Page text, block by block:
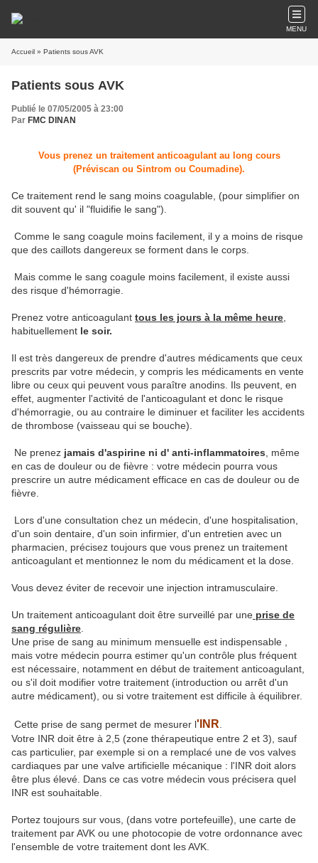
MENU
Accueil » Patients sous AVK
Patients sous AVK
Publié le 07/05/2005 à 23:00
Par FMC DINAN
Vous prenez un traitement anticoagulant au long cours
(Préviscan ou Sintrom ou Coumadine).
Ce traitement rend le sang moins coagulable, (pour simplifier on
dit souvent qu' il "fluidifie le sang").
Comme le sang coagule moins facilement, il y a moins de risque
que des caillots dangereux se forment dans le corps.
Mais comme le sang coagule moins facilement, il existe aussi
des risque d'hémorragie.
Prenez votre anticoagulant tous les jours à la même heure
habituellement le soir.
Il est très dangereux de prendre d'autres médicaments que ceux
prescrits par votre médecin, y compris les médicaments en vente
libre ou ceux qui peuvent vous paraître anodins. Ils peuvent, en
effet, augmenter l'activité de l'anticoagulant et donc le risque
d'hémorragie, ou au contraire le diminuer et faciliter les accidents
de thrombose (vaisseau qui se bouche).
Ne prenez jamais d'aspirine ni d' anti-inflammatoires , même
en cas de douleur ou de fièvre : votre médecin pourra vous
prescrire un autre médicament efficace en cas de douleur ou de
fièvre.
Lors d'une consultation chez un médecin, d'une hospitalisation,
d'un soin dentaire, d'un soin infirmier, d'un entretien avec un
pharmacien, précisez toujours que vous prenez un traitement
anticoagulant et mentionnez le nom du médicament et la dose.
Vous devez éviter de recevoir une injection intramusculaire.
Un traitement anticoagulant doit être surveillé par une prise de
sang régulière
Une prise de sang au minimum mensuelle est indispensable ,
mais votre médecin pourra estimer qu'un contrôle plus fréquent
est nécessaire, notamment en début de traitement anticoagulant,
ou s'il doit modifier votre traitement (introduction ou arrêt d'un
autre médicament), ou si votre traitement est difficile à équilibrer.
Cette prise de sang permet de mesurer l'INR
Votre INR doit être à 2,5 (zone thérapeutique entre 2 et 3), sauf
cas particulier, par exemple si on a remplacé une de vos valves
cardiaques par une valve artificielle mécanique : l'INR doit alors
être plus élevé. Dans ce cas votre médecin vous précisera quel
INR est souhaitable.
Portez toujours sur vous, (dans votre portefeuille), une carte de
traitement par AVK ou une photocopie de votre ordonnance avec
l'ensemble de votre traitement dont les AVK.